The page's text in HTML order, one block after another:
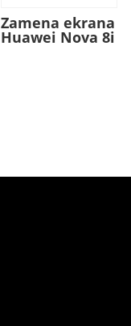
Zamena ekrana
Huawei Nova 8i